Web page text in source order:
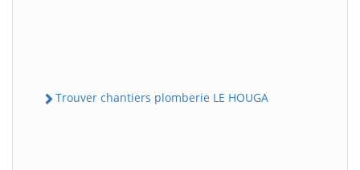
Trouver chantiers plomberie LE HOUGA